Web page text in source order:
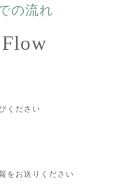
の流れ
ください
をお送りください